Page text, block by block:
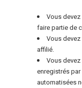
Vous devez
faire partie de
Vous devez
affilié.
Vous
enregistrés
automatisées